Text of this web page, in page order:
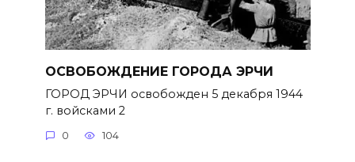
ОСВОБОЖДЕНИЕ ГОРОДА ЭРЧИ
ГОРОД ЭРЧИ освобожден 5 декабря 1944
г. войсками 2
0 104